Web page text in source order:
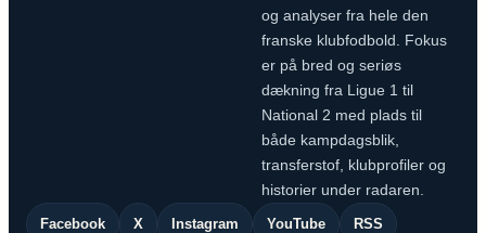
og analyser fra hele den
franske klubfodbold. Fokus
er på bred og seriøs
dækning fra Ligue 1 til
National 2 med plads til
både kampdagsblik,
transferstof, klubprofiler og
historier under radaren.
Facebook X Instagram YouTube RSS